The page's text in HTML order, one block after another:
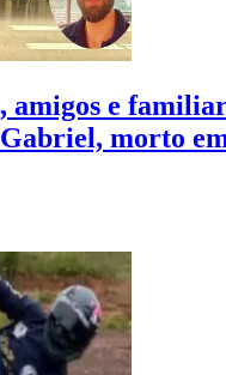
amigos e
Gabriel, morto